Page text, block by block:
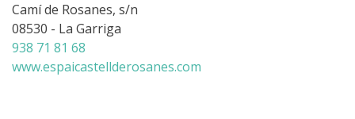
Camí de Rosanes, s/n
08530 - La Garriga
938 71 81 68
www.espaicastellderosanes.com